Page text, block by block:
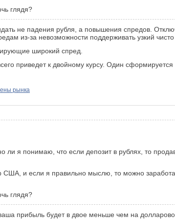
глядя?
не падения рубля, а повышения спредов.
из-за невозможности поддерживать узкий чисто
широкий спред.
приведет к двойному курсу. Один
рынка
ли я понимаю, что если депозит в рублях, то
и если я правильно мыслю, то можно
глядя?
прибыль будет в двое меньше чем на